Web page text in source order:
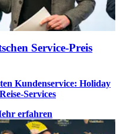
Service-Preis
Kundenservice: Holiday
Services
erfahren